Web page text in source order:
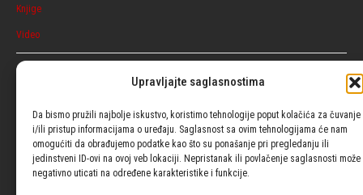
Upravljajte saglasnostima
Da bismo pružili najbolje iskustvo, koristimo tehnologije poput kolačića za čuvanje
i/ili pristup informacijama o uređaju. Saglasnost sa ovim tehnologijama će nam
omogućiti da obrađujemo podatke kao što su ponašanje pri pregledanju ili
jedinstveni ID-ovi na ovoj veb lokaciji. Nepristanak ili povlačenje saglasnosti može
negativno uticati na određene karakteristike i funkcije.
Knjige
Video
Razgovaraj
Muški
Usluge